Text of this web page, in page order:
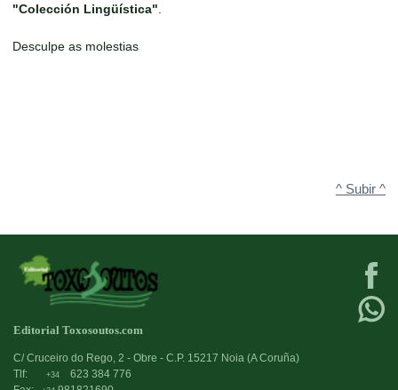
"Colección Lingüística"
Desculpe as molestias
^ Subir ^
Editorial Toxosoutos.com
C/ Cruceiro do Rego, 2 - Obre - C.P. 15217 Noia (A Coruña)
Tlf:
+34
623 384 776